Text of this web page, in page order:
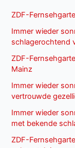
ZDF-
Immer wieder
schlagerochtend
ZDF-
Mainz
Immer wieder
vertrouwde
Immer wieder
met bekende
ZDF-